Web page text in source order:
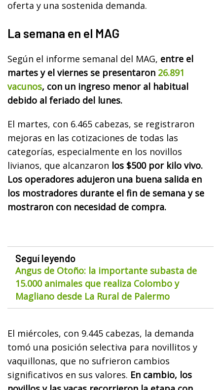
oferta y una sostenida demanda.
La semana en el MAG
Según el informe semanal del MAG, entre el
martes y el viernes se presentaron 26.891
vacunos, con un ingreso menor al habitual
debido al feriado del lunes.
El martes, con 6.465 cabezas, se registraron
mejoras en las cotizaciones de todas las
categorías, especialmente en los novillos
livianos, que alcanzaron los $500 por kilo vivo.
Los operadores adujeron una buena salida en
los mostradores durante el fin de semana y se
mostraron con necesidad de compra.
Seguí leyendo
Angus de Otoño: la importante subasta de
15.000 animales que realiza Colombo y
Magliano desde La Rural de Palermo
El miércoles, con 9.445 cabezas, la demanda
tomó una posición selectiva para novillitos y
vaquillonas, que no sufrieron cambios
significativos en sus valores. En cambio, los